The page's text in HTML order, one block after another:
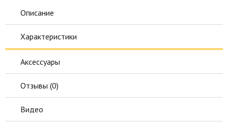
Описание
Характеристики
Аксессуары
Отзывы (0)
Видео